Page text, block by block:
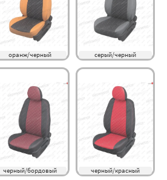
оранж/черный серый/черный
черный/бордовый черный/красный